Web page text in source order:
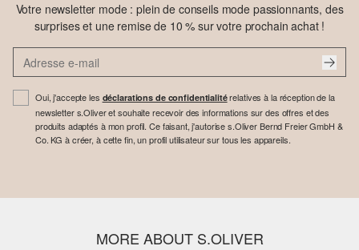
Votre newsletter mode : plein de conseils mode passionnants, des
surprises et une remise de 10 % sur votre prochain achat !
Oui, j'accepte les déclarations de confidentialitérelatives à la réception de la
newsletter s.Oliver et souhaite recevoir des informations sur des offres et des
produits adaptés à mon profil. Ce faisant, j'autorise s.Oliver Bernd Freier GmbH &
Co. KG à créer, à cette fin, un profil utilisateur sur tous les appareils.
MORE ABOUT S.OLIVER